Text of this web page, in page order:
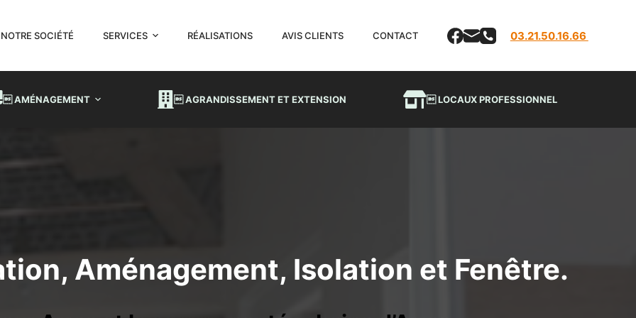
NOTRE SOCIÉTÉ SERVICES RÉALISATIONS AVIS CLIENTS CONTACT 03.21.50.16.66
 AMÉNAGEMENT  AGRANDISSEMENT ET EXTENSION  LOCAUX PROFESSIONNEL
Aménagement, Isolation et Fenêtre.